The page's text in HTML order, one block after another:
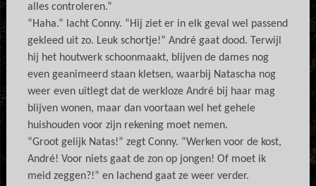
alles controleren.”
“Haha.” lacht Conny. “Hij ziet er in elk geval wel passend
gekleed uit zo. Leuk schortje!” André gaat dood. Terwijl
hij het houtwerk schoonmaakt, blijven de dames nog
even geanimeerd staan kletsen, waarbij Natascha nog
weer even uitlegt dat de werkloze André bij haar mag
blijven wonen, maar dan voortaan wel het gehele
huishouden voor zijn rekening moet nemen.
“Groot gelijk Natas!” zegt Conny. “Werken voor de kost,
André! Voor niets gaat de zon op jongen! Of moet ik
meid zeggen?!” en lachend gaat ze weer verder.